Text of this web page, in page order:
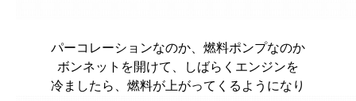
パーコレーションなのか、燃料ポンプなのか
ボンネットを開けて、しばらくエンジンを
冷ましたら、燃料が上がってくるようになり